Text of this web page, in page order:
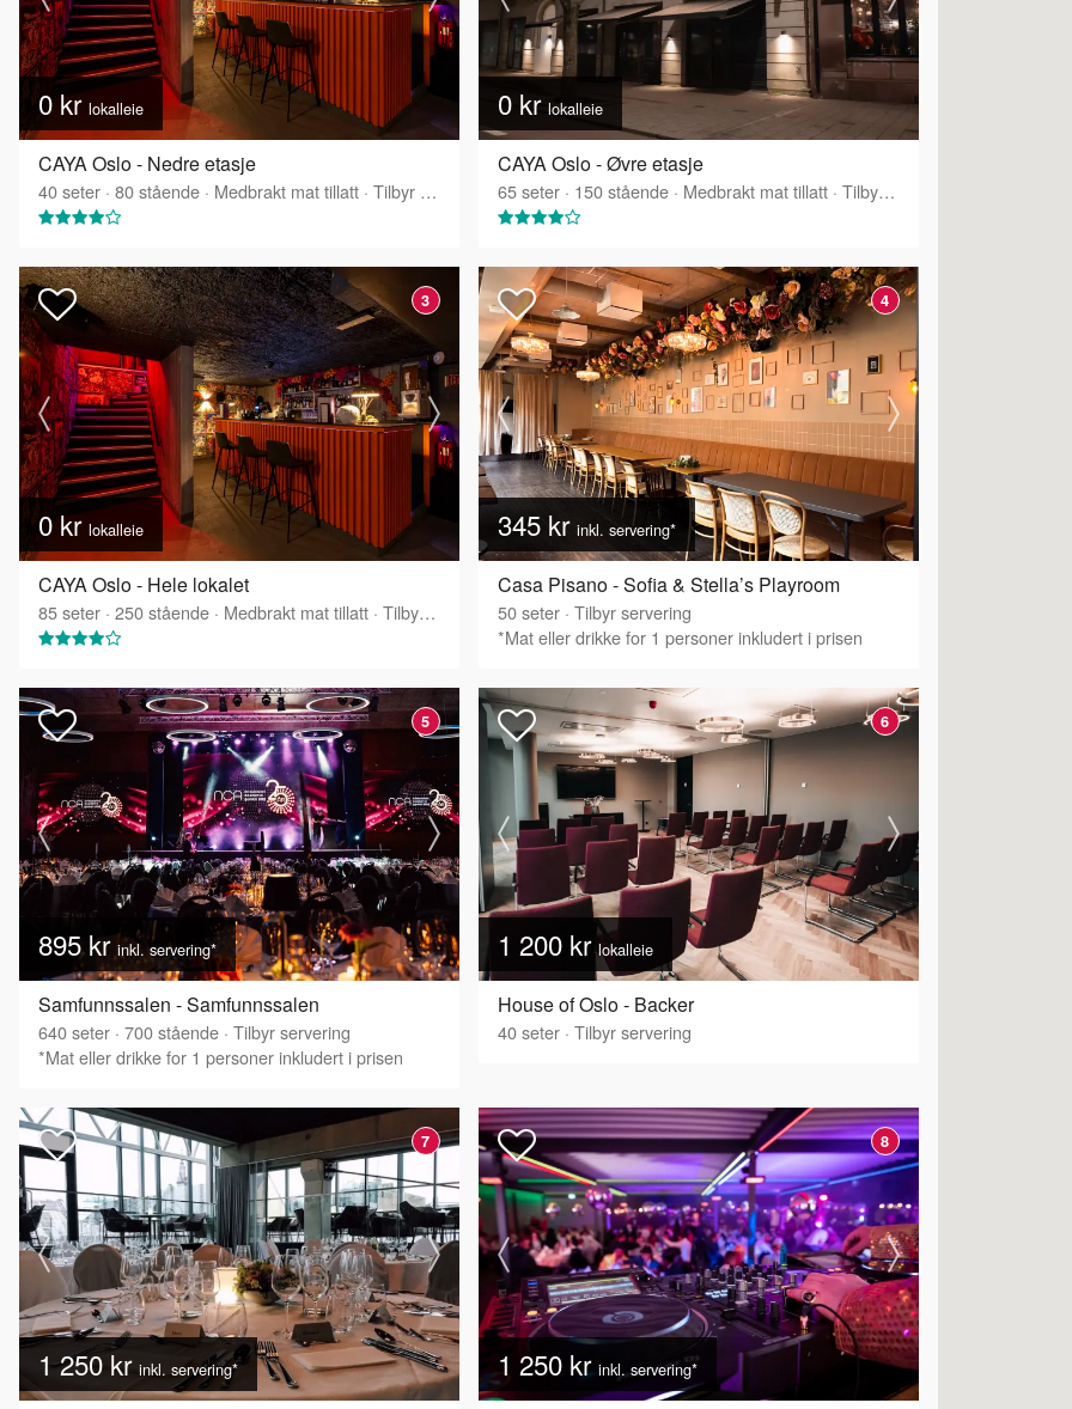
0 kr lokalleie
CAYA Oslo - Nedre etasje
40seter · 80stående · Medbrakt mat tillatt · Tilbyr servering
0 kr lokalleie
CAYA Oslo - Øvre etasje
65seter · 150stående · Medbrakt mat tillatt · Tilbyr servering
3
0 krlokalleie
CAYA Oslo - Hele lokalet
85seter · 250stående · Medbrakt mat tillatt · Tilbyr servering
4
345 kr inkl. servering*
Casa Pisano - Sofia & Stella’s Playroom
50seter · Tilbyr servering
*Mat eller drikke for 1 personer inkludert i prisen
5
895 krinkl. servering*
Samfunnssalen - Samfunnssalen
640seter · 700stående · Tilbyr servering
*Mat eller drikke for 1 personer inkludert i prisen
6
1 200 krlokalleie
House of Oslo - Backer
40seter · Tilbyr servering
7
1 250 kr inkl. servering*
8
1 250 kr inkl. servering*